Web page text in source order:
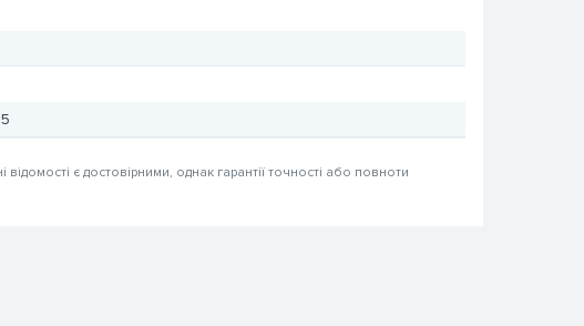
є достовірними, однак гарантії точності або повноти